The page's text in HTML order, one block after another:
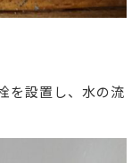
を設置し、水の流